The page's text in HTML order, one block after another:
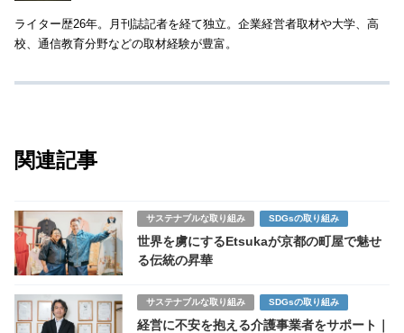
ライター歴26年。月刊誌記者を経て独立。企業経営者取材や大学、高
校、通信教育分野などの取材経験が豊富。
関連記事
サステナブルな取り組み SDGsの取り組み
世界を虜にするEtsukaが京都の町屋で魅せ
る伝統の昇華
サステナブルな取り組み SDGsの取り組み
経営に不安を抱える介護事業者をサポート｜